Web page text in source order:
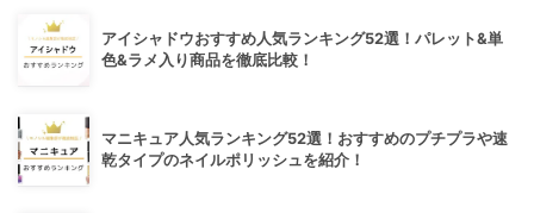
アイシャドウおすすめ人気ランキング52選！パレット&単
色&ラメ入り商品を徹底比較！
マニキュア人気ランキング52選！おすすめのプチプラや速
乾タイプのネイルポリッシュを紹介！